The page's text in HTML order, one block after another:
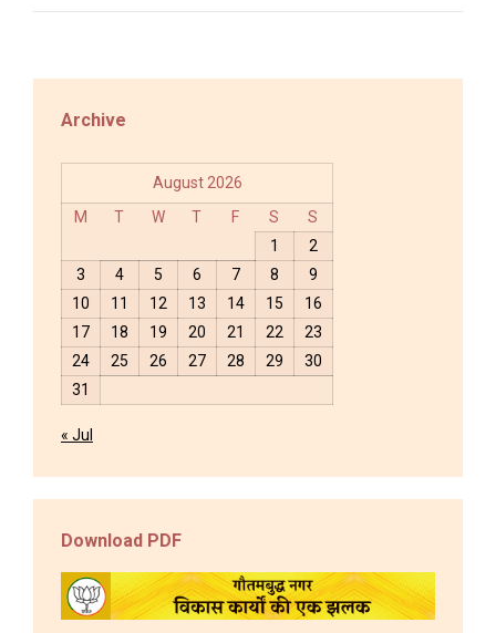
Archive
August 2026
M
T W T F S
S
1
2
3
4 5 6 7 8
9
10
11 12 13 14 15
16
17
18 19 20 21 22
23
24
25 26 27 28 29
30
31
« Jul
Download PDF